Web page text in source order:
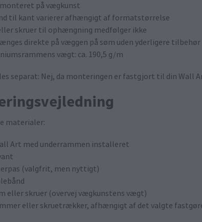
på vægkunst
til kant varierer afhængigt af formatstørrelse
skruer til ophængning medfølger ikke
direkte på væggen på søm uden yderligere tilbehør
vægt: ca. 190,5 g/m
separat: Nej, da monteringen er fastgjort til din
materialer:
Art med underrammen installeret
(valgfrit, men nyttigt)
eller skruer (overvej vægkunstens vægt)
eller skruetrækker, afhængigt af det valgte